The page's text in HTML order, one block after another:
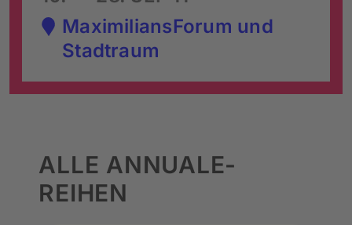
MaximiliansForum und
Stadtraum
ALLE ANNUALE-
REIHEN